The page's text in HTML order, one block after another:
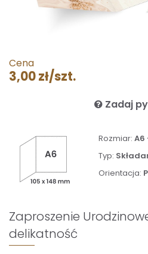
Cena
3,00 zł/szt.
Zadaj
Rozmiar: A6
Typ:
Orientacja:
Zaproszenie
delikatność